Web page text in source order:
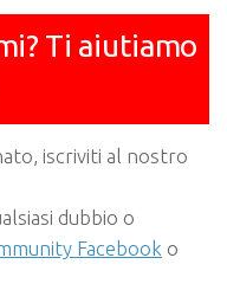
Ti aiutiamo
iscriviti al nostro
dubbio o
Facebook o